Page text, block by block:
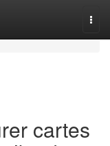
cartes